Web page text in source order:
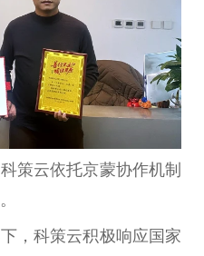
策云依托京蒙协作机制
，科策云积极响应国家